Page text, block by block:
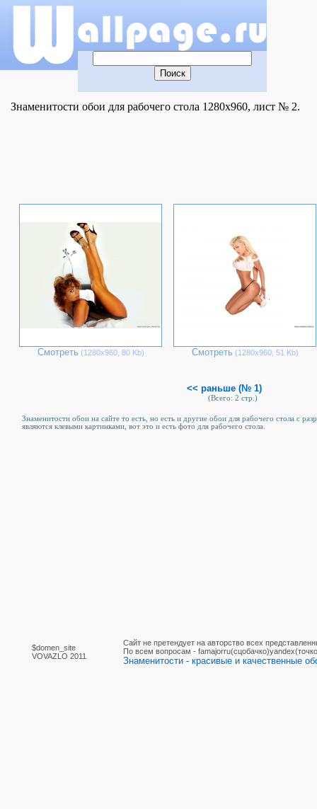
Знаменитости обои для рабочего стола 1280x960, лист № 2.
Смотреть (1280х960, 80 Kb) Смотреть (1280х960, 51 Kb)
<< раньше (№ 1)
(Всего: 2 стр.)
Знаменитости обои на сайте то есть, но есть и другие обои для рабочего стола c
являются клевыми картинками, вот это и есть фото для рабочего стола.
$domen_site
VOVAZLO 2011
Сайт не претендует на авторство всех
По вcем вопросам -
Знаменитости - красивые и качественные